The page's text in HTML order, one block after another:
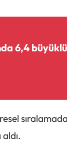
6,4
sıralamada